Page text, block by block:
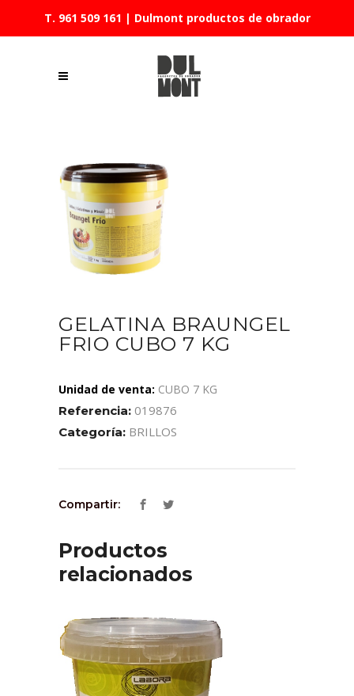
T. 961 509 161 | Dulmont productos de obrador
GELATINA BRAUNGEL
FRIO CUBO 7 KG
Unidad de venta: CUBO 7 KG
Referencia: 019876
Categoría: BRILLOS
Compartir:
Productos
relacionados